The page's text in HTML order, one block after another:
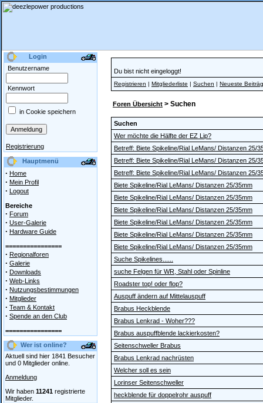
Login
Benutzername
Kennwort
in Cookie speichern
Registrierung
Hauptmenü
· Home
· Mein Profil
· Logout
Bereiche
· Forum
· User-Galerie
· Hardware Guide
================
· Regionalforen
· Galerie
· Downloads
· Web-Links
· Nutzungsbestimmungen
· Mitglieder
· Team & Kontakt
· Spende an den Club
================
Wer ist online?
Aktuell sind hier 1841 Besucher
und 0 Mitglieder online.
Anmeldung
Wir haben 11241 registrierte
Mitglieder.
Du bist nicht eingeloggt!
Registrieren | Mitgliederliste | Suchen | Neueste
Foren Übersicht > Suchen
Suchen
Wer möchte die Hälfte der EZ Lip?
Betreff: Biete Spikeline/Rial LeMans/ Distanzen 25/
Betreff: Biete Spikeline/Rial LeMans/ Distanzen 25/
Betreff: Biete Spikeline/Rial LeMans/ Distanzen 25/
Biete Spikeline/Rial LeMans/ Distanzen 25/35mm
Biete Spikeline/Rial LeMans/ Distanzen 25/35mm
Biete Spikeline/Rial LeMans/ Distanzen 25/35mm
Biete Spikeline/Rial LeMans/ Distanzen 25/35mm
Biete Spikeline/Rial LeMans/ Distanzen 25/35mm
Biete Spikeline/Rial LeMans/ Distanzen 25/35mm
Suche Spikelines......
suche Felgen für WR, Stahl oder Spinline
Roadster top! oder flop?
Auspuff ändern auf Mittelauspuff
Brabus Heckblende
Brabus Lenkrad - Woher???
Brabus auspuffblende lackierkosten?
Seitenschweller Brabus
Brabus Lenkrad nachrüsten
Welcher soll es sein
Lorinser Seitenschweller
heckblende für doppelrohr auspuff